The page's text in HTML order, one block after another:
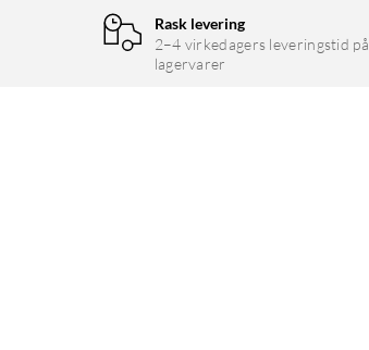
Rask levering
2–4 virkedagers leveringstid på
lagervarer